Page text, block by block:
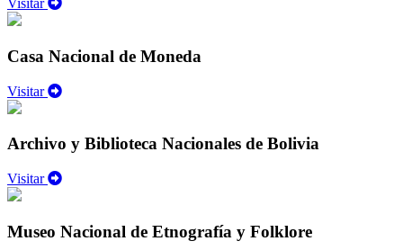
Visitar
Casa Nacional de Moneda
Visitar
Archivo y Biblioteca Nacionales de Bolivia
Visitar
Museo Nacional de Etnografía y Folklore